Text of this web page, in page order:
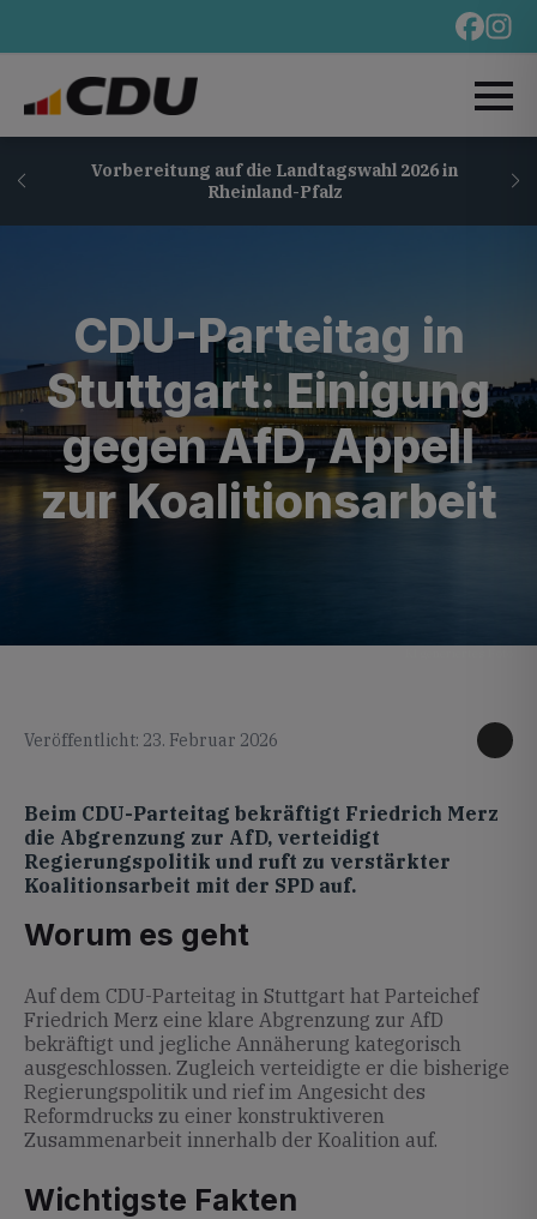
Vorbereitung auf die Landtagswahl 2026 in
Rheinland-Pfalz
CDU-Parteitag in
Stuttgart: Einigung
gegen AfD, Appell
zur Koalitionsarbeit
Veröffentlicht: 23. Februar 2026
Beim CDU-Parteitag bekräftigt Friedrich Merz
die Abgrenzung zur AfD, verteidigt
Regierungspolitik und ruft zu verstärkter
Koalitionsarbeit mit der SPD auf.
Worum es geht
Auf dem CDU-Parteitag in Stuttgart hat Parteichef
Friedrich Merz eine klare Abgrenzung zur AfD
bekräftigt und jegliche Annäherung kategorisch
ausgeschlossen. Zugleich verteidigte er die bisherige
Regierungspolitik und rief im Angesicht des
Reformdrucks zu einer konstruktiveren
Zusammenarbeit innerhalb der Koalition auf.
Wichtigste Fakten